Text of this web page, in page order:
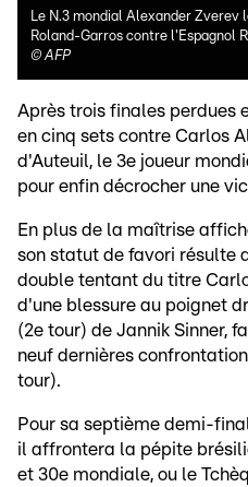
Le N.3 mondial Alexander Zverev
Roland-Garros contre l'Espagnol
©AFP
Après trois finales perdues
en cinq sets contre Carlos
d'Auteuil, le 3e joueur
pour enfin décrocher une
En plus de la maîtrise
son statut de favori résulte
double tentant du titre
d'une blessure au poignet
(2e tour) de Jannik Sinner,
neuf dernières
tour).
Pour sa septième demi-
il affrontera la pépite
et 30e mondiale, ou le